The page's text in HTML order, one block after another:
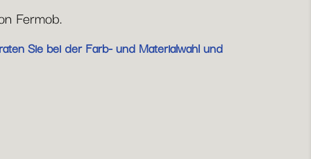
Fermob.
Sie bei der Farb- und Materialwahl und